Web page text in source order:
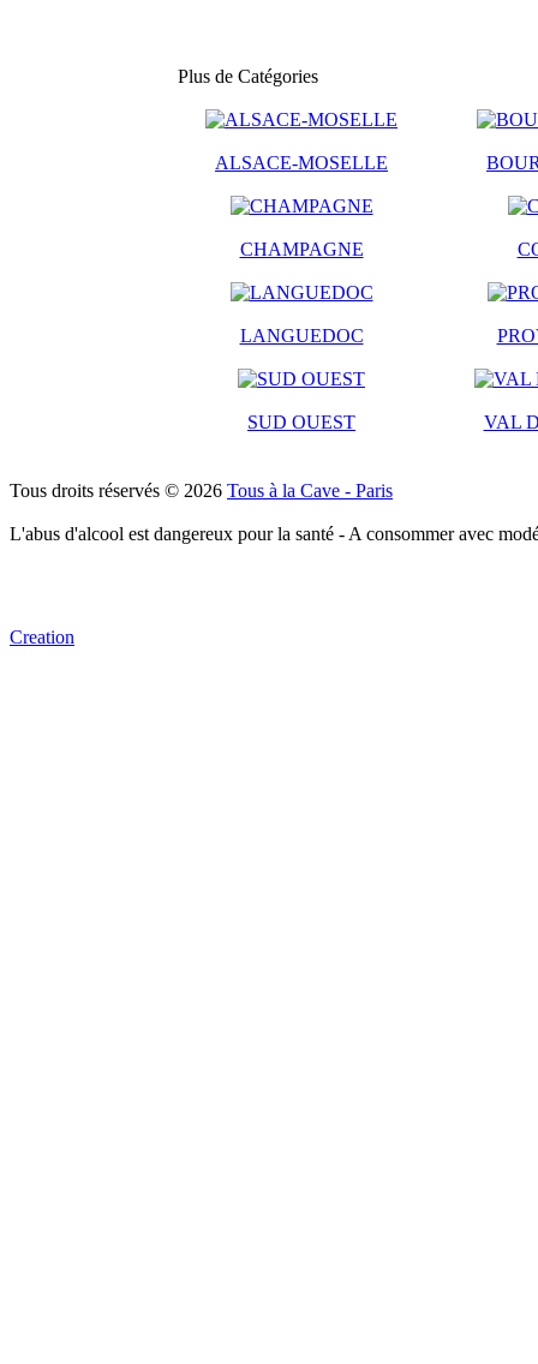
Plus de Catégories
ALSACE-MOSELLE
CHAMPAGNE
LANGUEDOC
SUD OUEST VAL
Tous droits réservés © 2026 Tous à la Cave - Paris
L'abus d'alcool est dangereux pour la santé - A consommer avec
Creation